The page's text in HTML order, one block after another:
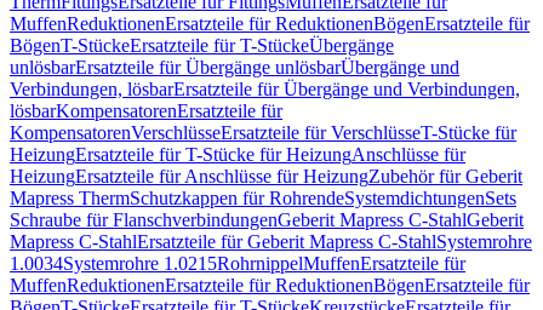
MuffenReduktionenErsatzteile für ReduktionenBögenErsatzteile für
BögenT-StückeErsatzteile für T-StückeÜbergänge
unlösbarErsatzteile für Übergänge unlösbarÜbergänge und
Verbindungen, lösbarErsatzteile für Übergänge und Verbindungen,
lösbarKompensatorenErsatzteile für
KompensatorenVerschlüsseErsatzteile für VerschlüsseT-Stücke für
HeizungErsatzteile für T-Stücke für HeizungAnschlüsse für
HeizungErsatzteile für Anschlüsse für HeizungZubehör für Geberit
Mapress ThermSchutzkappen für RohrendeSystemdichtungenSets
Schraube für FlanschverbindungenGeberit Mapress C-StahlGeberit
Mapress C-StahlErsatzteile für Geberit Mapress C-StahlSystemrohre
1.0034Systemrohre 1.0215RohrnippelMuffenErsatzteile für
MuffenReduktionenErsatzteile für ReduktionenBögenErsatzteile für